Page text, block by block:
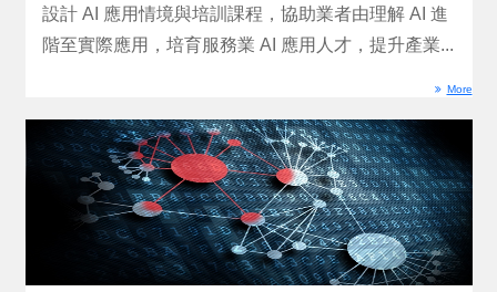
設計 AI 應用情境與培訓課程，協助業者由理解 AI 進
階至實際應用，培育服務業 AI 應用人才，提升產業...
More